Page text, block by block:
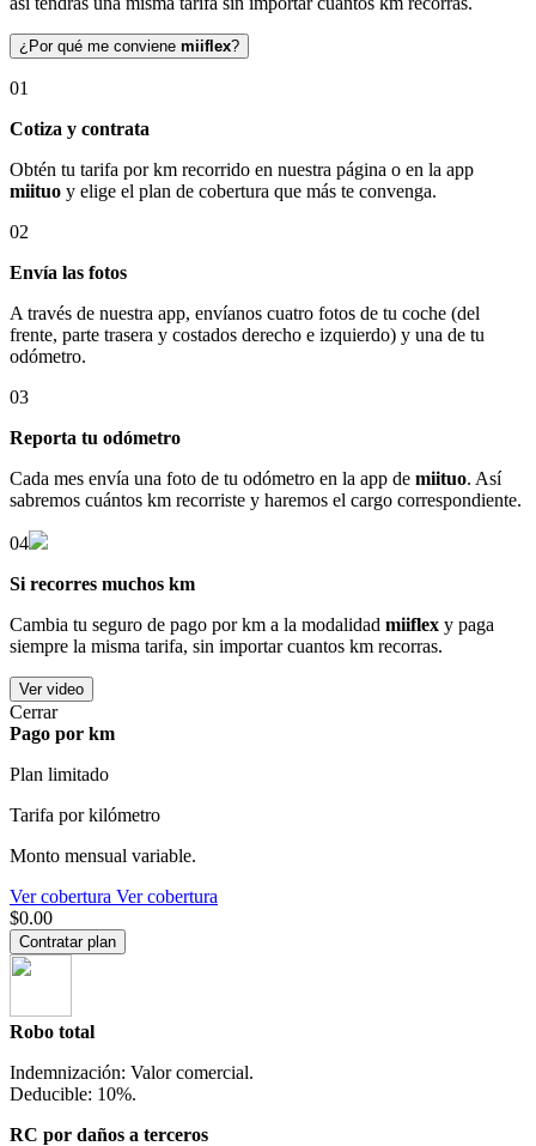
¿Por qué me conviene miiflex?
01
Cotiza y contrata
Obtén tu tarifa por km recorrido en nuestra página o en la app
miituo y elige el plan de cobertura que más te convenga.
02
Envía las fotos
A través de nuestra app, envíanos cuatro fotos de tu coche (del
frente, parte trasera y costados derecho e izquierdo) y una de tu
odómetro.
03
Reporta tu odómetro
Cada mes envía una foto de tu odómetro en la app de miituo. Así
sabremos cuántos km recorriste y haremos el cargo correspondiente.
04
Si recorres muchos km
Cambia tu seguro de pago por km a la modalidad miiflex y paga
siempre la misma tarifa, sin importar cuantos km recorras.
Ver video
Cerrar
Pago por km
Plan limitado
Tarifa por kilómetro
Monto mensual variable.
Ver cobertura Ver cobertura
$0.00
Contratar plan
Robo total
Indemnización: Valor comercial.
Deducible: 10%.
RC por daños a terceros